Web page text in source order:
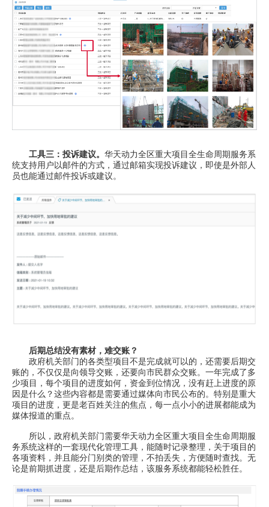
工具三：投诉建议。 华天动力全区重大项目全生命周期服务系
统支持用户以邮件的方式，通过邮箱实现投诉建议，即使是外部人
员也能通过邮件投诉或建议。
后期总结没有素材，难交账？
政府机关部门的各类型项目不是完成就可以的，还需要后期交
账的，不仅仅是向领导交账，还要向市民群众交账。一年完成了多
少项目，每个项目的进度如何，资金到位情况，没有赶上进度的原
因是什么？这些内容都是需要通过媒体向市民公布的。特别是重大
项目的进度，更是老百姓关注的焦点，每一点小小的进展都能成为
媒体报道的重点。
所以，政府机关部门需要华天动力全区重大项目全生命周期服
务系统这样的一套现代化管理工具，能随时记录整理，关于项目的
各项资料，并且能分门别类的管理，不拍丢失，方便随时查找。无
论是前期抓进度，还是后期作总结，该服务系统都能轻松胜任。